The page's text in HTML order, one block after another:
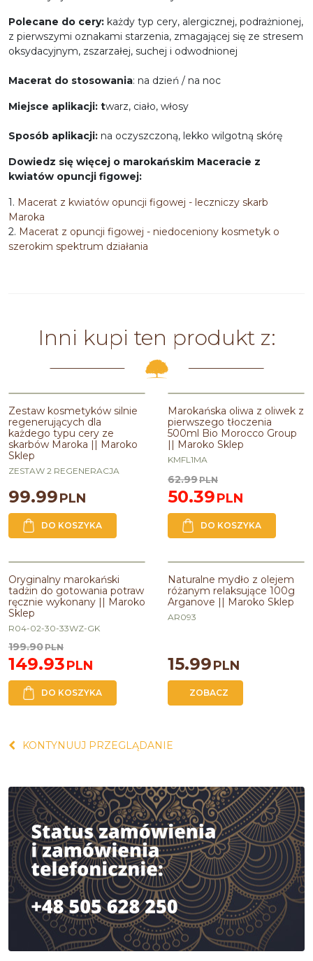
Polecane do cery: każdy typ cery, alergicznej, podrażnionej,
z pierwszymi oznakami starzenia, zmagającej się ze stresem
oksydacyjnym, zszarzałej, suchej i odwodnionej
Macerat do stosowania: na dzień / na noc
Miejsce aplikacji: twarz, ciało, włosy
Sposób aplikacji: na oczyszczoną, lekko wilgotną skórę
Dowiedz się więcej o marokańskim Maceracie z
kwiatów opuncji figowej:
1. Macerat z kwiatów opuncji figowej - leczniczy skarb
Maroka
2. Macerat z opuncji figowej - niedoceniony kosmetyk o
szerokim spektrum działania
Inni kupi ten produkt z:
Zestaw kosmetyków silnie
regenerujących dla
każdego typu cery ze
skarbów Maroka || Maroko
Sklep
ZESTAW 2 REGENERACJA
99.99PLN
DO KOSZYKA
Marokańska oliwa z oliwek z
pierwszego tłoczenia
500ml Bio Morocco Group
|| Maroko Sklep
KMFL1MA
62.99PLN
50.39PLN
DO KOSZYKA
Oryginalny marokański
tadżin do gotowania potraw
ręcznie wykonany || Maroko
Sklep
R04-02-30-33WZ-GK
199.90PLN
149.93PLN
DO KOSZYKA
Naturalne mydło z olejem
różanym relaksujące 100g
Arganove || Maroko Sklep
AR093
15.99PLN
ZOBACZ
KONTYNUUJ PRZEGLĄDANIE